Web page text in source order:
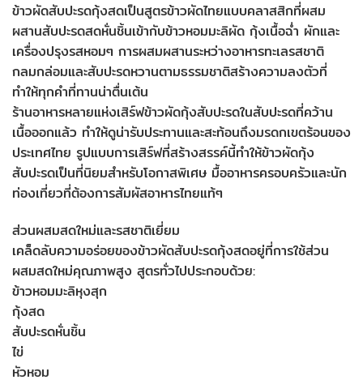
ข้าวผัดสับปะรดกุ้งสดเป็นสูตรข้าวผัดไทยแบบคลาสสิกที่ผสม
ผสานสับปะรดสดหั่นชิ้นเข้ากับข้าวหอมมะลิผัด กุ้งเนื้อฉ่ำ ผักและ
เครื่องปรุงรสหอมๆ การผสมผสานระหว่างอาหารทะเลรสชาติ
กลมกล่อมและสับปะรดหวานตามธรรมชาติสร้างความลงตัวที่
ทำให้ทุกคำที่ทานน่าตื่นเต้น
ร้านอาหารหลายแห่งเสิร์ฟข้าวผัดกุ้งสับปะรดในสับปะรดที่คว้าน
เนื้อออกแล้ว ทำให้ดูน่ารับประทานและสะท้อนถึงมรดกเขตร้อนของ
ประเทศไทย รูปแบบการเสิร์ฟที่สร้างสรรค์นี้ทำให้ข้าวผัดกุ้ง
สับปะรดเป็นที่นิยมสำหรับโอกาสพิเศษ มื้ออาหารครอบครัวและนัก
ท่องเที่ยวที่ต้องการสัมผัสอาหารไทยแท้ๆ
ส่วนผสมสดใหม่และรสชาติเยี่ยม
เคล็ดลับความอร่อยของข้าวผัดสับปะรดกุ้งสดอยู่ที่การใช้ส่วน
ผสมสดใหม่คุณภาพสูง สูตรทั่วไปประกอบด้วย:
ข้าวหอมมะลิหุงสุก
กุ้งสด
สับปะรดหั่นชิ้น
ไข่
หัวหอม